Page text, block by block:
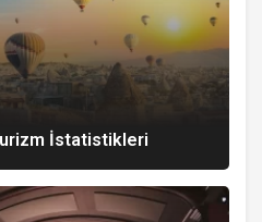
İstatistikleri